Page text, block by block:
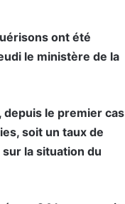
ont été
le ministère de la
depuis le premier cas
soit un taux de
la situation du